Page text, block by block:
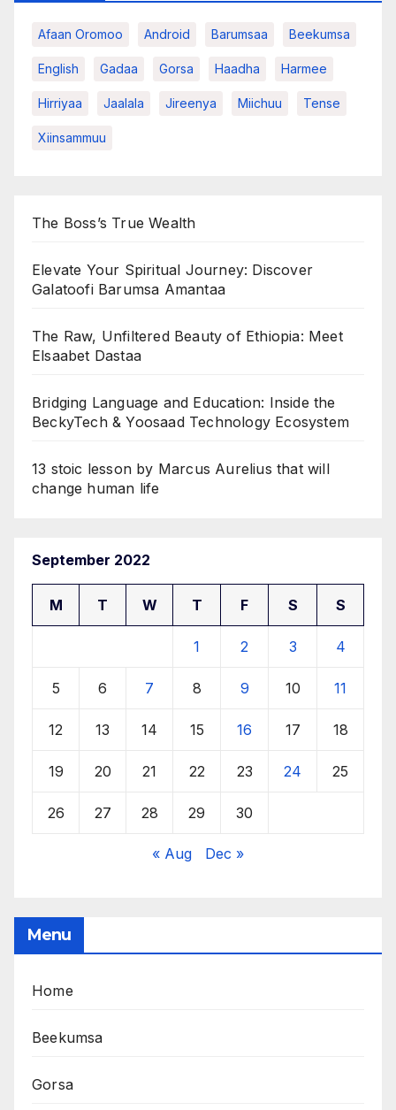
Afaan Oromoo Android Barumsaa Beekumsa
English Gadaa Gorsa Haadha Harmee
Hirriyaa Jaalala Jireenya Miichuu Tense
Xiinsammuu
The Boss’s True Wealth
Elevate Your Spiritual Journey: Discover
Galatoofi Barumsa Amantaa
The Raw, Unfiltered Beauty of Ethiopia: Meet
Elsaabet Dastaa
Bridging Language and Education: Inside the
BeckyTech & Yoosaad Technology Ecosystem
13 stoic lesson by Marcus Aurelius that will
change human life
September 2022
M T W T F S S
1 2 3 4
5 6 7 8 9 10 11
12 13 14 15 16 17 18
19 20 21 22 23 24 25
26 27 28 29 30
« Aug Dec »
Menu
Home
Beekumsa
Gorsa